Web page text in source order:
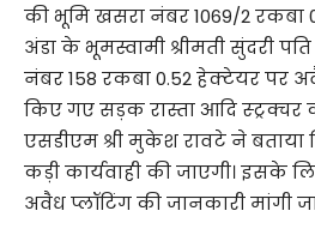
की भूमि खसरा नंबर 1069/2 रकबा
अंडा के भूमस्वामी श्रीमती सुंदरी
नंबर 158 रकबा 0.52 हेक्टेयर पर
किए गए सड़क रास्ता आदि स्ट्रक्चर
एसडीएम श्री मुकेश रावटे ने बताया
कड़ी कार्यवाही की जाएगी। इसके
अवैध प्लॉटिंग की जानकारी मांगी जा